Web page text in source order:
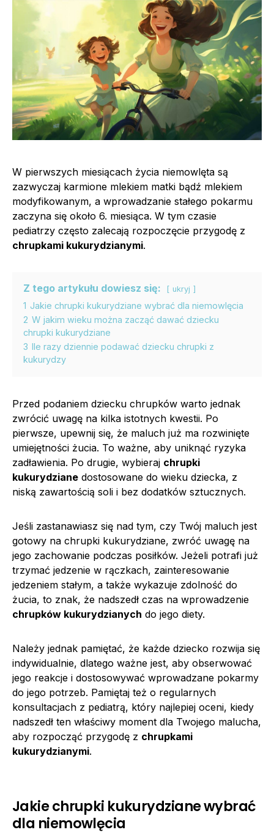
W pierwszych miesiącach życia niemowlęta są
zazwyczaj karmione mlekiem matki bądź mlekiem
modyfikowanym, a wprowadzanie stałego pokarmu
zaczyna się około 6. miesiąca. W tym czasie
pediatrzy często zalecają rozpoczęcie przygodę z
chrupkami kukurydzianymi.
Z tego artykułu dowiesz się: ukryj
1 Jakie chrupki kukurydziane wybrać dla niemowlęcia
2 W jakim wieku można zacząć dawać dziecku
chrupki kukurydziane
3 Ile razy dziennie podawać dziecku chrupki z
kukurydzy
Przed podaniem dziecku chrupków warto jednak
zwrócić uwagę na kilka istotnych kwestii. Po
pierwsze, upewnij się, że maluch już ma rozwinięte
umiejętności żucia. To ważne, aby uniknąć ryzyka
zadławienia. Po drugie, wybieraj chrupki
kukurydziane dostosowane do wieku dziecka, z
niską zawartością soli i bez dodatków sztucznych.
Jeśli zastanawiasz się nad tym, czy Twój maluch jest
gotowy na chrupki kukurydziane, zwróć uwagę na
jego zachowanie podczas posiłków. Jeżeli potrafi już
trzymać jedzenie w rączkach, zainteresowanie
jedzeniem stałym, a także wykazuje zdolność do
żucia, to znak, że nadszedł czas na wprowadzenie
chrupków kukurydzianych do jego diety.
Należy jednak pamiętać, że każde dziecko rozwija się
indywidualnie, dlatego ważne jest, aby obserwować
jego reakcje i dostosowywać wprowadzane pokarmy
do jego potrzeb. Pamiętaj też o regularnych
konsultacjach z pediatrą, który najlepiej oceni, kiedy
nadszedł ten właściwy moment dla Twojego malucha,
aby rozpocząć przygodę z chrupkami
kukurydzianymi.
Jakie chrupki kukurydziane wybrać
dla niemowlęcia